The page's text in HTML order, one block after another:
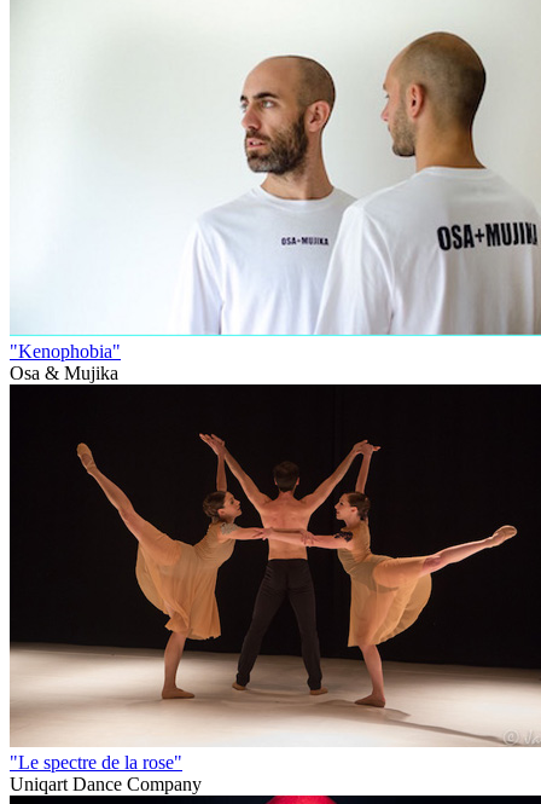
"Kenophobia"
Osa & Mujika
"Le spectre de la rose"
Uniqart Dance Company